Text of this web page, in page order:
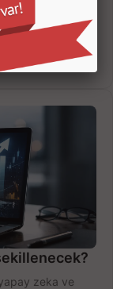
oyun, ofis,
modeli
zeka ve